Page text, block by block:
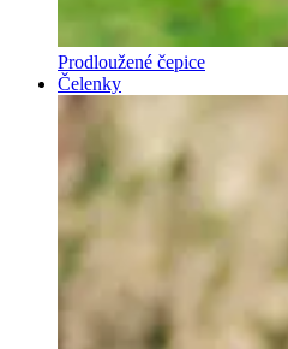
Prodloužené čepice
Čelenky